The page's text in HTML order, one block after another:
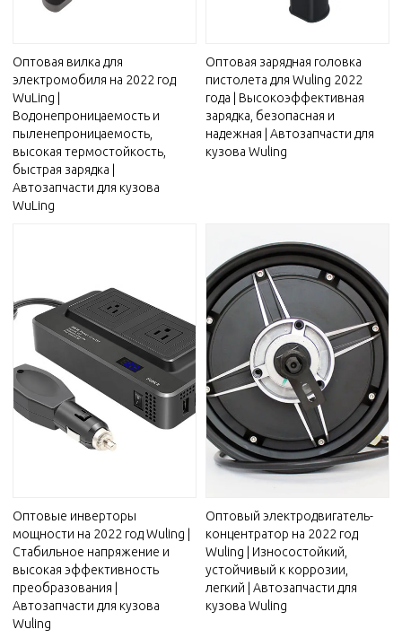
Оптовая вилка для
электромобиля на 2022 год
WuLing |
Водонепроницаемость и
пыленепроницаемость,
высокая термостойкость,
быстрая зарядка |
Автозапчасти для кузова
WuLing
Оптовая зарядная головка
пистолета для Wuling 2022
года | Высокоэффективная
зарядка, безопасная и
надежная | Автозапчасти для
кузова Wuling
Оптовые инверторы
мощности на 2022 год Wuling |
Стабильное напряжение и
высокая эффективность
преобразования |
Автозапчасти для кузова
Wuling
Оптовый электродвигатель-
концентратор на 2022 год
Wuling | Износостойкий,
устойчивый к коррозии,
легкий | Автозапчасти для
кузова Wuling